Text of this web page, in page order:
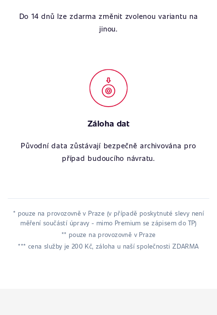
Do 14 dnů lze zdarma změnit zvolenou variantu na
jinou.
Záloha dat
Původní data zůstávají bezpečně archivována pro
případ budoucího návratu.
* pouze na provozovně v Praze (v případě poskytnuté slevy není
měření součástí úpravy - mimo Premium se zápisem do TP)
** pouze na provozovně v Praze
*** cena služby je 200 Kč, záloha u naší společnosti ZDARMA